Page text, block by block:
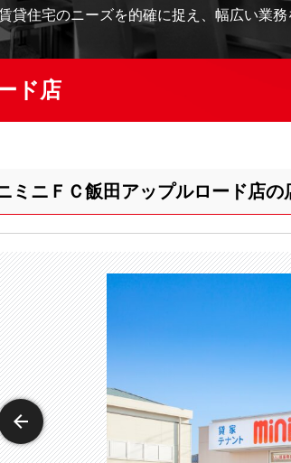
貸住宅のニーズを的確に捉え、 幅広い業
ド店
ミニＦＣ飯田アップルロード店の